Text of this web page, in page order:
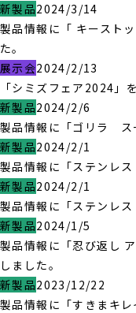
新製品2024/3/14
製品情報に「 キースト
た。
展示会2024/2/13
「シミズフェア2024」
新製品2024/2/6
製品情報に「ゴリラ ス
新製品2024/2/1
製品情報に「ステンレ
新製品2024/2/1
製品情報に「ステンレ
新製品2024/1/5
製品情報に「忍び返し
しました。
新製品2023/12/22
製品情報に「すきまキレ